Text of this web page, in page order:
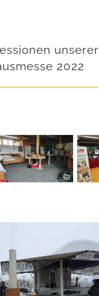
unserer
2022